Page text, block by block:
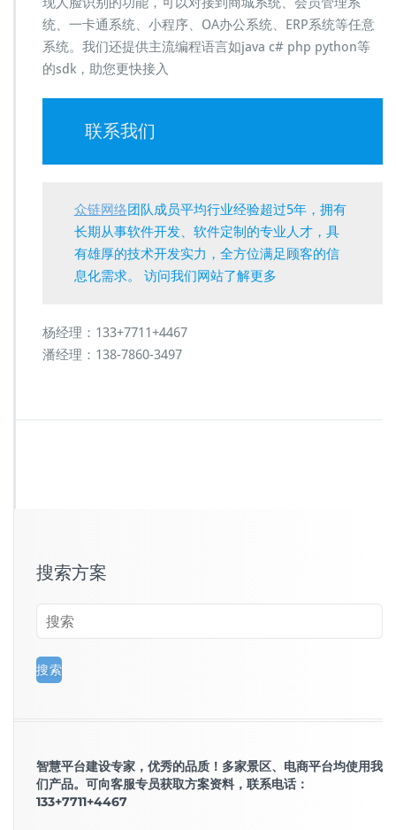
统、一卡通系统、小程序、OA办公系统、ERP系统等任意
系统。我们还提供主流编程语言如java c# php python等
的sdk，助您更快接入
联系我们
众链网络团队成员平均行业经验超过5年，拥有
长期从事软件开发、软件定制的专业人才，具
有雄厚的技术开发实力，全方位满足顾客的信
息化需求。 访问我们网站了解更多
杨经理：133+7711+4467
潘经理：138-7860-3497
搜索方案
智慧平台建设专家，优秀的品质！多家景区、电商平台均使用我
们产品。可向客服专员获取方案资料，联系电话：
133+7711+4467